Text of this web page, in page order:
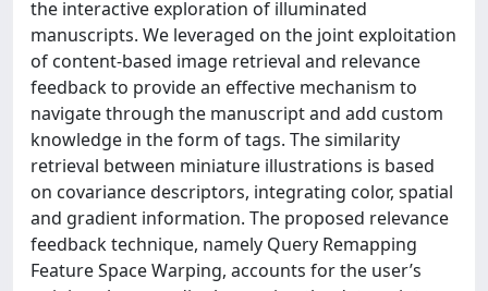
the interactive exploration of illuminated
manuscripts. We leveraged on the joint exploitation
of content-based image retrieval and relevance
feedback to provide an effective mechanism to
navigate through the manuscript and add custom
knowledge in the form of tags. The similarity
retrieval between miniature illustrations is based
on covariance descriptors, integrating color, spatial
and gradient information. The proposed relevance
feedback technique, namely Query Remapping
Feature Space Warping, accounts for the user’s